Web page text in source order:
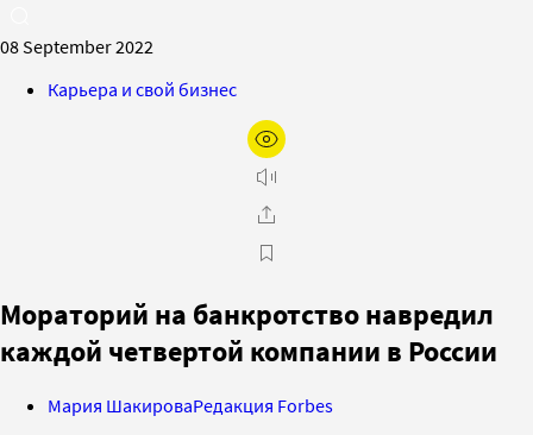
08 September 2022
Карьера и свой бизнес
Мораторий на банкротство навредил
каждой четвертой компании в России
Мария ШакироваРедакция Forbes